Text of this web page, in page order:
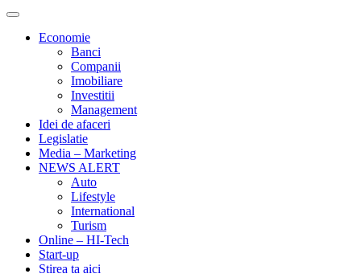
Primary
Economie
Banci
Companii
Imobiliare
Investitii
Management
Idei de afaceri
Legislatie
Media – Marketing
NEWS ALERT
Auto
Lifestyle
International
Turism
Online – HI-Tech
Start-up
Stirea ta aici